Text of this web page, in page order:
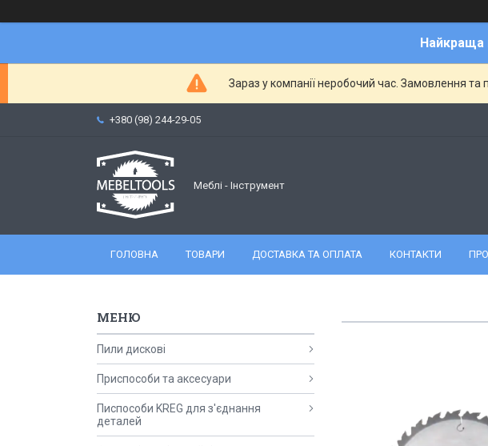
Найкраща
Зараз у компанії неробочий час. Замовлення та
+380 (98) 244-29-05
Меблі - Інструмент
ГОЛОВНА ТОВАРИ ДОСТАВКА ТА ОПЛАТА КОНТАКТИ
Пили дискові
Приспособи та аксесуари
Писпособи KREG для з'єднання
деталей